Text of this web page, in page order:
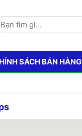
SÁCH BÁN HÀNG